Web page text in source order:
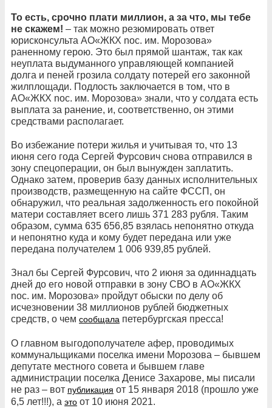
То есть, срочно плати миллион, а за что, мы тебе
не скажем! – так можно резюмировать ответ
юрисконсульта АО«ЖКХ noc. им. Морозова»
раненному герою. Это был прямой шантаж, так как
неуплата выдуманного управляющей компанией
долга и пеней грозила солдату потерей его законной
жилплощади. Подлость заключается в том, что в
АО«ЖКХ noc. им. Морозова» знали, что у солдата есть
выплата за ранение, и, соответственно, он этими
средствами располагает.
Во избежание потери жилья и учитывая то, что 13
июня сего года Сергей Фурсович снова отправился в
зону спецоперации, он был вынужден заплатить.
Однако затем, проверив базу данных исполнительных
производств, размещенную на сайте ФССП, он
обнаружил, что реальная задолженность его покойной
матери составляет всего лишь 371 283 рубля. Таким
образом, сумма 635 656,85 взялась непонятно откуда
и непонятно куда и кому будет передана или уже
передана получателем 1 006 939,85 рублей.
Знал бы Сергей Фурсович, что 2 июня за одиннадцать
дней до его новой отправки в зону СВО в АО«ЖКХ
noc. им. Морозова» пройдут обыски по делу об
исчезновении 38 миллионов рублей бюджетных
средств, о чем сообщала петербургская пресса!
О главном выгодополучателе афер, проводимых
коммунальщиками поселка имени Морозова – бывшем
депутате местного совета и бывшем главе
администрации поселка Денисе Захарове, мы писали
не раз – вот публикация от 15 января 2018 (прошло уже
6,5 лет!!!), а это от 10 июня 2021.